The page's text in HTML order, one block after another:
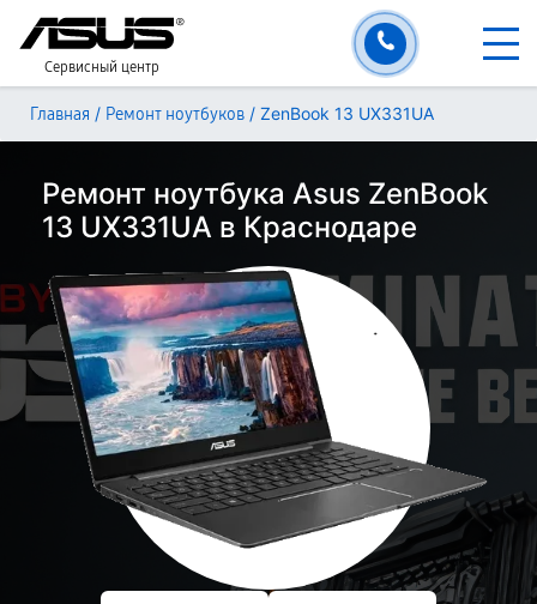
Сервисный центр
Главная / Ремонт ноутбуков / ZenBook 13 UX331UA
Ремонт ноутбука Asus ZenBook
13 UX331UA в Краснодаре